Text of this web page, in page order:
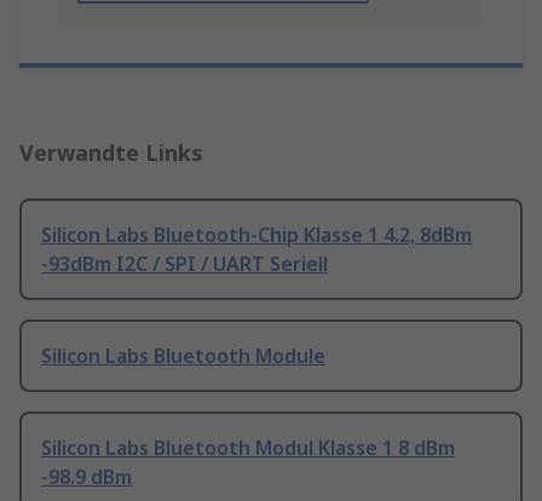
Verwandte Links
Silicon Labs Bluetooth-Chip Klasse 1 4.2, 8dBm
-93dBm I2C / SPI / UART Seriell
Silicon Labs Bluetooth Module
Silicon Labs Bluetooth Modul Klasse 1 8 dBm
-98.9 dBm